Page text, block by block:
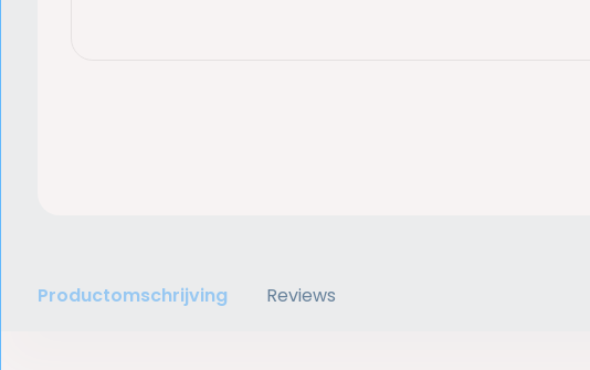
Productomschrijving Reviews